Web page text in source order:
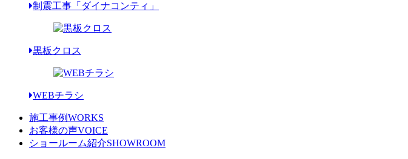
制震工事「ダイナコンティ」
黒板クロス
WEBチラシ
施工事例WORKS
お客様の声VOICE
ショールーム紹介SHOWROOM